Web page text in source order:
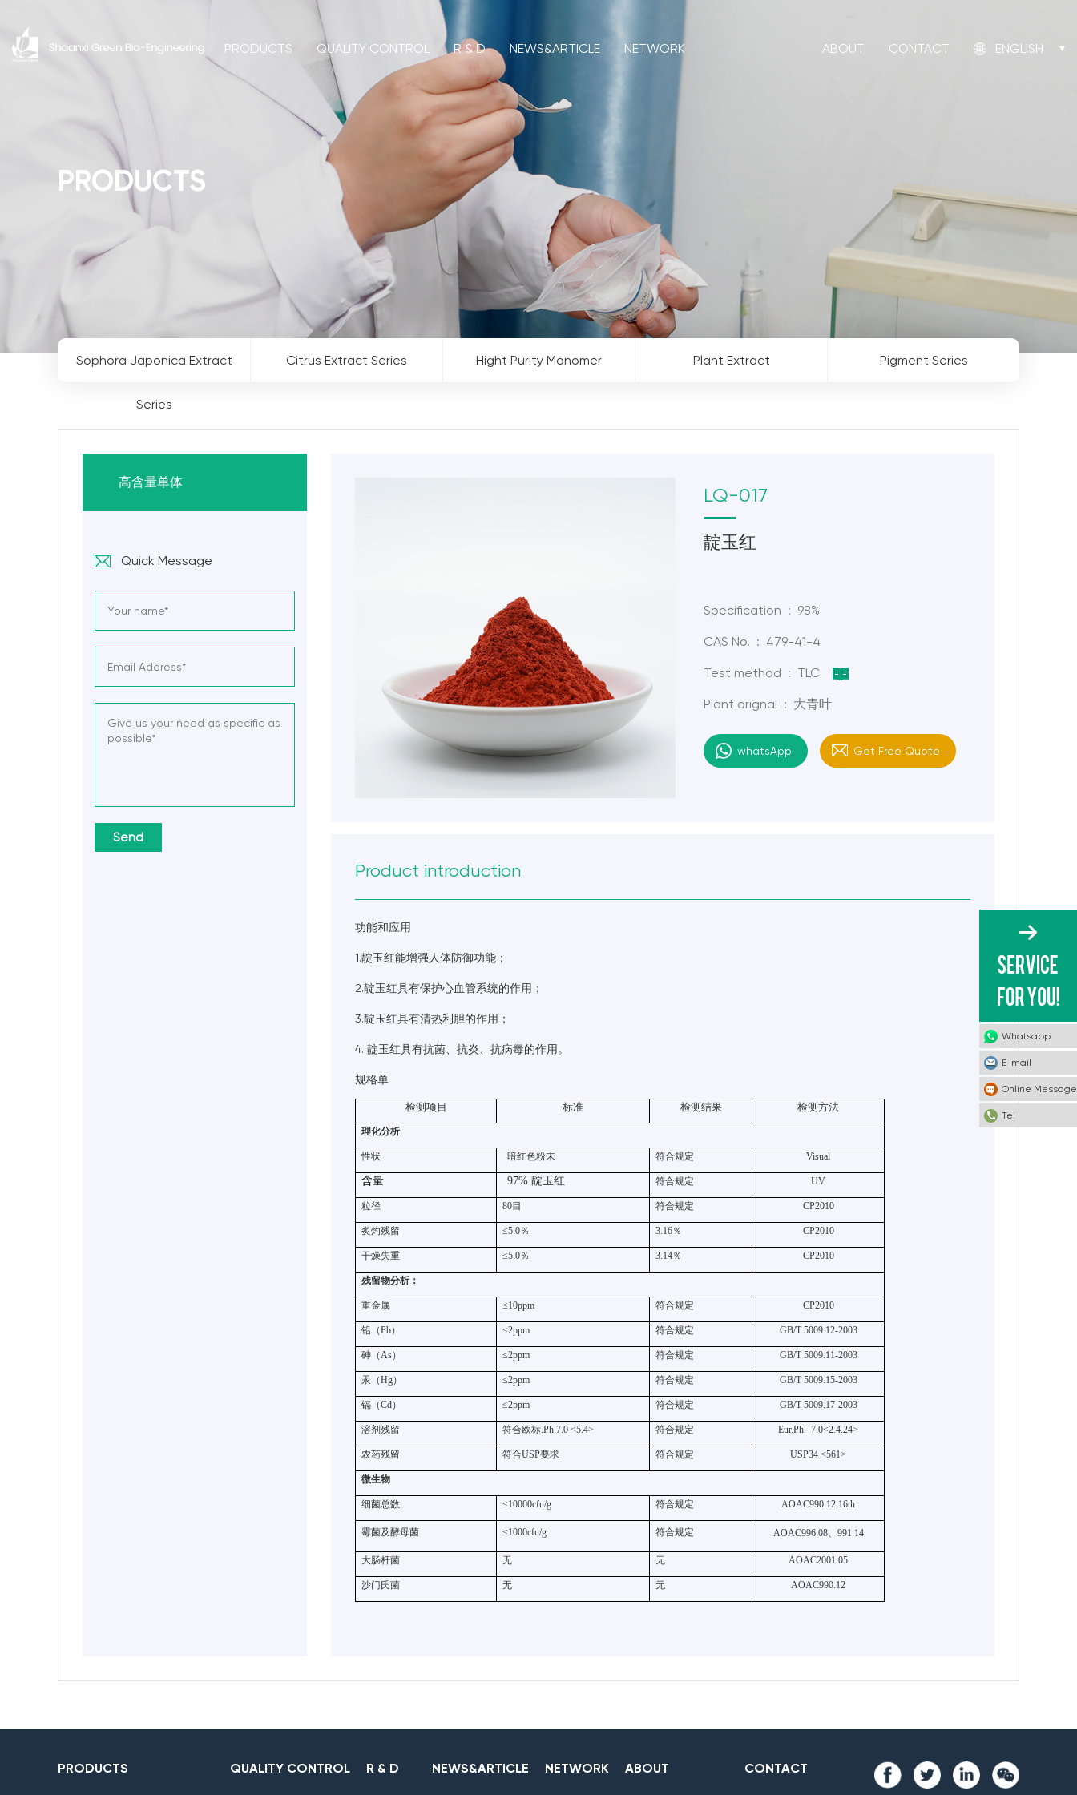
PRODUCTS QUALITY CONTROL R & D NEWS&ARTICLE NETWORK ENGLISH
ABOUT CONTACT
PRODUCTS
Sophora Japonica Extract
Series
Citrus Extract Series Hight Purity Monomer Plant Extract Pigment Series
高含量单体
Quick Message
LQ-017
靛玉红
Specification : 98%
CAS No. : 479-41-4
Test method : TLC
Plant orignal : 大青叶
whatsApp Get Free Quote
Product introduction
功能和应用
1.靛玉红能增强人体防御功能；
2.靛玉红具有保护心血管系统的作用；
3.靛玉红具有清热利胆的作用；
4. 靛玉红具有抗菌、抗炎、抗病毒的作用。
规格单
检测项目 标准 检测结果 检测方法
理化分析
性状 暗红色粉末 符合规定 Visual
含量 97% 靛玉红 符合规定 UV
粒径 80目 符合规定 CP2010
炙灼残留 ≤5.0％ 3.16％ CP2010
干燥失重 ≤5.0％ 3.14％ CP2010
残留物分析：
重金属 ≤10ppm 符合规定 CP2010
铅（Pb） ≤2ppm 符合规定 GB/T 5009.12-2003
砷（As） ≤2ppm 符合规定 GB/T 5009.11-2003
汞（Hg） ≤2ppm 符合规定 GB/T 5009.15-2003
镉（Cd） ≤2ppm 符合规定 GB/T 5009.17-2003
溶剂残留 符合欧标.Ph.7.0 <5.4> 符合规定 Eur.Ph 7.0<2.4.24>
农药残留 符合USP要求 符合规定 USP34 <561>
微生物
细菌总数 ≤10000cfu/g 符合规定 AOAC990.12,16th
霉菌及酵母菌 ≤1000cfu/g 符合规定 AOAC996.08、 991.14
大肠杆菌 无 无 AOAC2001.05
沙门氏菌 无 无 AOAC990.12
PRODUCTS QUALITY CONTROL R & D NEWS&ARTICLE NETWORK ABOUT CONTACT
Whatsapp
E-mail
Online Message
Tel